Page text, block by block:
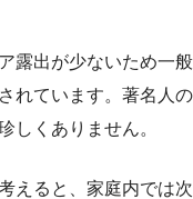
露出が少ないため一般
れています。著名人の
しくありません。
えると、家庭内では次